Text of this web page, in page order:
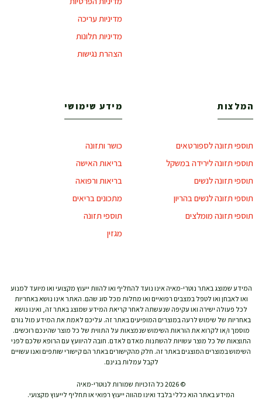
מדיניות עריכה
מדיניות תלונות
הצהרת נגישות
המלצות
תוספי תזונה לספורטאים
תוספי תזונה לירידה במשקל
תוספי תזונה לנשים
תוספי תזונה לנשים בהריון
תוספי תזונה מומלצים
מידע שימושי
כושר ותזונה
בריאות האישה
בריאות ורפואה
מתכונים בריאים
תוספי תזונה
מגזין
המידע שמוצג באתר נוטרי-מאיה אינו נועד להחליף ואו להוות ייעוץ מקצועי ואו מיועד למנוע
ואו לאבחן ואו לטפל במצבים רפואיים ואו מחלות מכל סוג שהם. האתר אינו נושא באחריות
לכל פעולה ישירה ואו עקיפה שנעשתה לאחר קריאת המידע שמוצג באתר זה, ואינו נושא
באחריות של שימוש לרעה במוצרים המופיעים באתר זה. עליכם לאמת את המידע מול גורם
מוסמך ו/או לקרוא את הוראות השימוש שנמצאות על התווית של כל מוצר שהינכם רוכשים.
התוצאות של כל מוצר עשויות להשתנות מאדם לאדם. חובה להיוועץ עם הרופא שלכם לפני
השימוש במוצרים המוצגים באתר זה. חלק מהקישורים באתר הם קישורי שותפים ואנו עשויים
לקבל עמלות בגינם.
© 2026 כל הזכויות שמורות לנוטרי-מאיה
המידע באתר הוא כללי בלבד ואינו מהווה ייעוץ רפואי או תחליף לייעוץ מקצועי.